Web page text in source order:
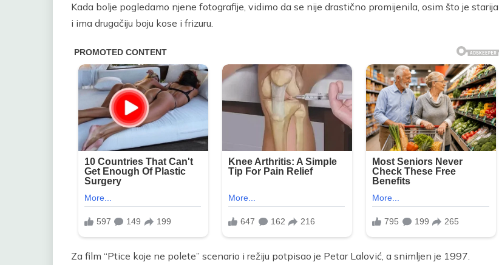
Kada bolje pogledamo njene fotografije, vidimo da se nije drastično promijenila, osim što je starija
i ima drugačiju boju kose i frizuru.
Za film “Ptice koje ne polete” scenario i režiju potpisao je Petar Lalović, a snimljen je 1997.